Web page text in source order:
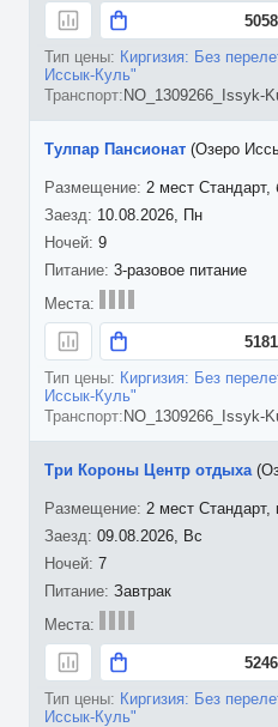
Киргизия: Без
Иссык-Куль"
NO_1309266_Issyk-
10.08.2026, Пн
9
Тулпар Пансионат (Озеро
2 мест Стандарт,
3-разовое питание
Киргизия: Без
Иссык-Куль"
NO_1309266_Issyk-
09.08.2026, Вс
7
Три Короны Центр отдыха
2 мест Стандарт,
Завтрак
Киргизия: Без
Иссык-Куль"